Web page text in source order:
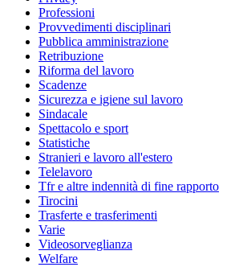
Professioni
Provvedimenti disciplinari
Pubblica amministrazione
Retribuzione
Riforma del lavoro
Scadenze
Sicurezza e igiene sul lavoro
Sindacale
Spettacolo e sport
Statistiche
Stranieri e lavoro all'estero
Telelavoro
Tfr e altre indennità di fine rapporto
Tirocini
Trasferte e trasferimenti
Varie
Videosorveglianza
Welfare